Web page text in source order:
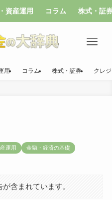
資産運用 コラム 株式・証
用 コラム 株式・証券 クレ
運用 金融・経済の基礎
含まれています。